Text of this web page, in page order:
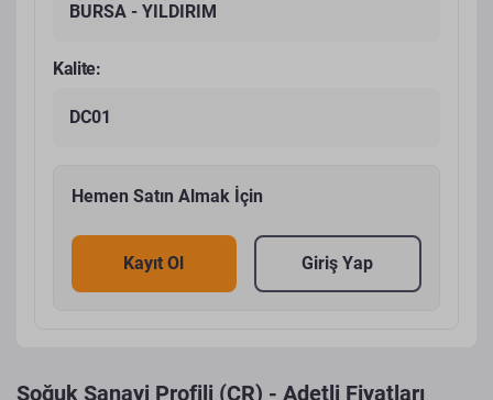
BURSA - YILDIRIM
Kalite:
DC01
Hemen Satın Almak İçin
Kayıt Ol Giriş Yap
Soğuk Sanayi Profili (CR) - Adetli Fiyatları